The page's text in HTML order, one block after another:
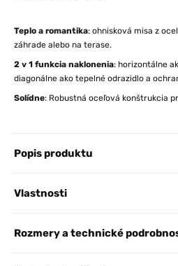
Teplo a romantika: ohnisková misa z
záhrade alebo na terase.
2 v 1 funkcia naklonenia: horizontálne
diagonálne ako tepelné odrazidlo a
Solídne: Robustná oceľová konštrukcia
Popis produktu
Vlastnosti
Rozmery a technické